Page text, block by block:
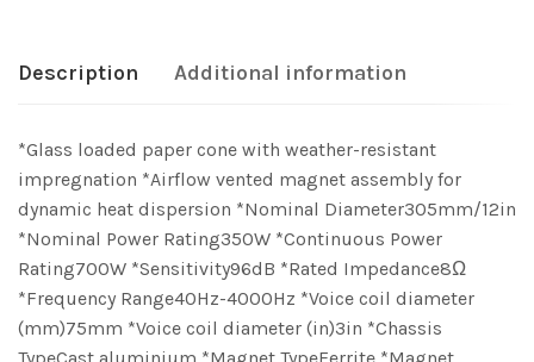
Description Additional information
*Glass loaded paper cone with weather-resistant
impregnation *Airflow vented magnet assembly for
dynamic heat dispersion *Nominal Diameter305mm/12in
*Nominal Power Rating350W *Continuous Power
Rating700W *Sensitivity96dB *Rated Impedance8Ω
*Frequency Range40Hz-4000Hz *Voice coil diameter
(mm)75mm *Voice coil diameter (in)3in *Chassis